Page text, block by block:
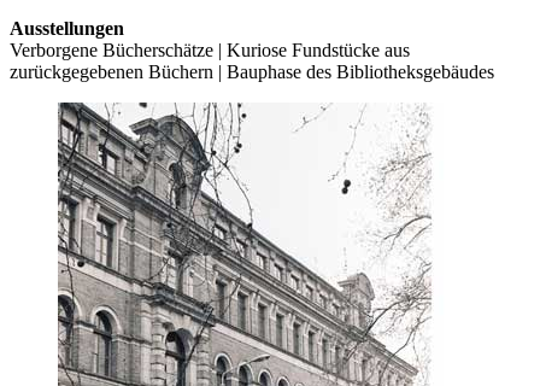
Ausstellungen
Verborgene Bücherschätze | Kuriose Fundstücke aus
zurückgegebenen Büchern | Bauphase des Bibliotheksgebäudes